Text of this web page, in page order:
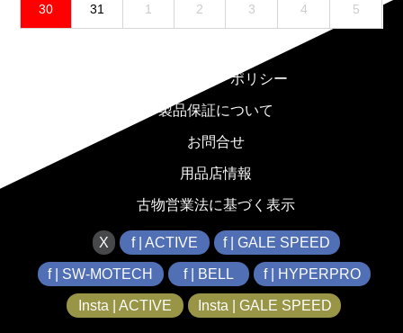
30 31 1 2 3 4 5
プライバシーポリシー
製品保証について
お問合せ
用品店情報
古物営業法に基づく表示
X f | ACTIVE f | GALE SPEED
f | SW-MOTECH f | BELL f | HYPERPRO
Insta | ACTIVE Insta | GALE SPEED